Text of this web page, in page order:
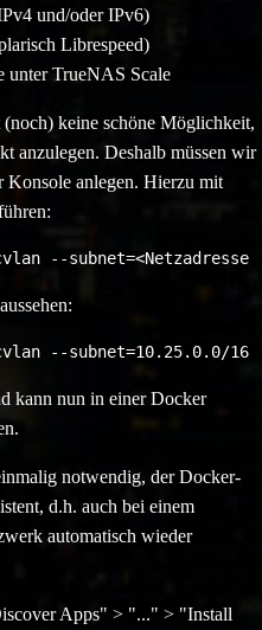
und/oder IPv6)
Librespeed)
unter TrueNAS Scale
keine schöne Möglichkeit,
anzulegen. Deshalb müssen wir
Konsole anlegen. Hierzu mit
--subnet=10.25.0.0/16
kann nun in einer Docker
notwendig, der Docker-
d.h. auch bei einem
automatisch wieder
Apps" > "..." > "Install